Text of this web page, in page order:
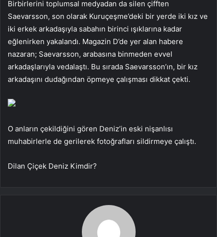
Birbirlerini toplumsal medyadan da silen çifften
Saevarsson, son olarak Kuruçeşme’deki bir yerde iki kız ve
iki erkek arkadaşıyla sabahın birinci ışıklarına kadar
eğlenirken yakalandı. Magazin D’de yer alan habere
nazaran; Saevarsson, arabasına binmeden evvel
arkadaşlarıyla vedalaştı. Bu sırada Saevarsson’ın, bir kız
arkadaşını dudağından öpmeye çalışması dikkat çekti.
O anların çekildiğini gören Deniz’in eski nişanlısı
muhabirlerle de gerilerek fotoğrafları sildirmeye çalıştı.
Dilan Çiçek Deniz Kimdir?